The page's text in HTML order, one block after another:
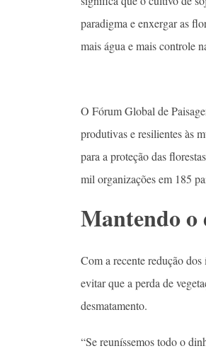
paradigma e enxergar as
mais água e mais controle
O Fórum Global de
produtivas e resilientes às
para a proteção das
mil organizações em 185
Mantendo o
Com a recente redução
evitar que a perda de
desmatamento.
“Se reuníssemos todo o